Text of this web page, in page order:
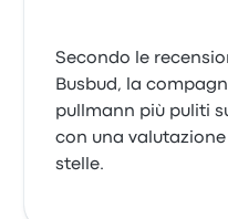
Secondo le
Busbud, la
pullmann più puliti
con una
stelle.